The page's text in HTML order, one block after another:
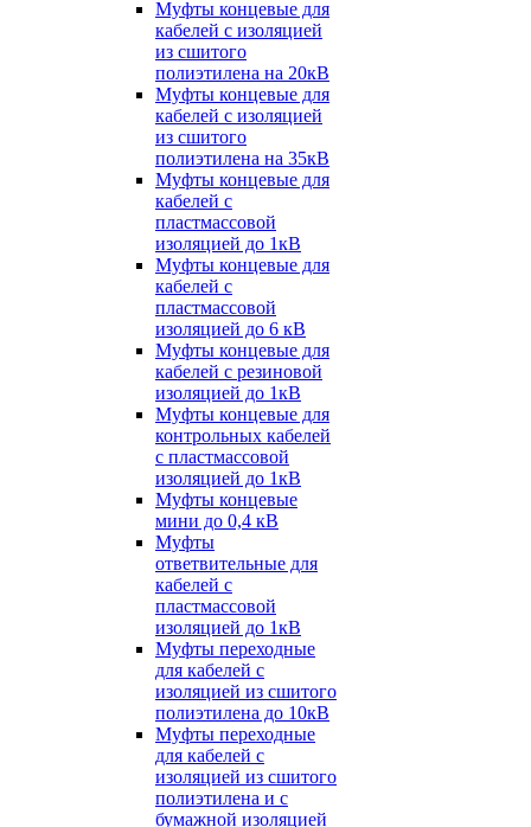
Муфты концевые для
кабелей с изоляцией
из сшитого
полиэтилена на 20кВ
Муфты концевые для
кабелей с изоляцией
из сшитого
полиэтилена на 35кВ
Муфты концевые для
кабелей с
пластмассовой
изоляцией до 1кВ
Муфты концевые для
кабелей с
пластмассовой
изоляцией до 6 кВ
Муфты концевые для
кабелей с резиновой
изоляцией до 1кВ
Муфты концевые для
контрольных кабелей
с пластмассовой
изоляцией до 1кВ
Муфты концевые
мини до 0,4 кВ
Муфты
ответвительные для
кабелей с
пластмассовой
изоляцией до 1кВ
Муфты переходные
для кабелей с
изоляцией из сшитого
полиэтилена до 10кВ
Муфты переходные
для кабелей с
изоляцией из сшитого
полиэтилена и с
бумажной изоляцией